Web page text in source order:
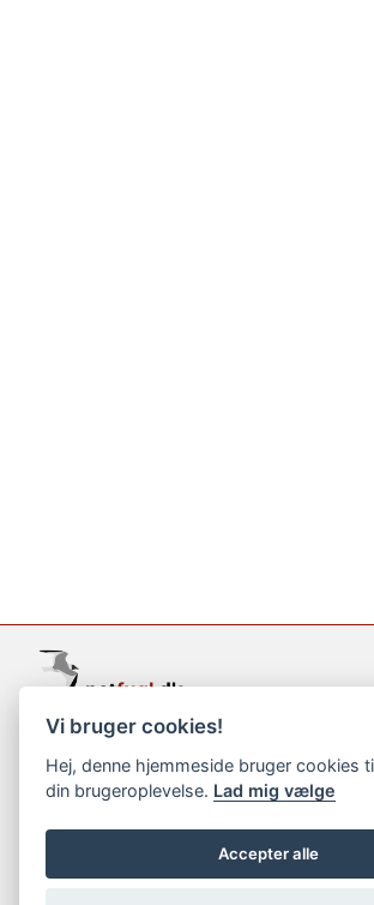
support@netfugl.dk
copyright © 2002-2023
Vi bruger cookies!
Hej, denne hjemmeside bruger cookies
din brugeroplevelse. Lad mig vælge
Accepter alle